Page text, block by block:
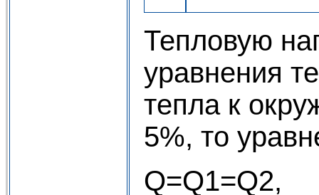
Тепловую
уравнения
тепла к
5%, то